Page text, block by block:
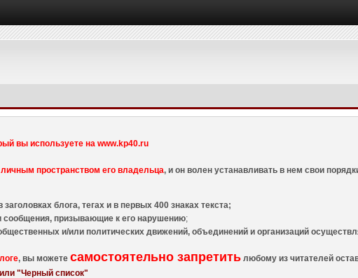
вы используете на www.kp40.ru
личным пространством его владельца, и он волен устанавливать в нем свои
блога, тегах и в первых 400 знаках текста;
призывающие к его нарушению;
и/или политических движений, объединений и организаций
, вы можетесамостоятельно запретить любому из читателей
"Черный список"